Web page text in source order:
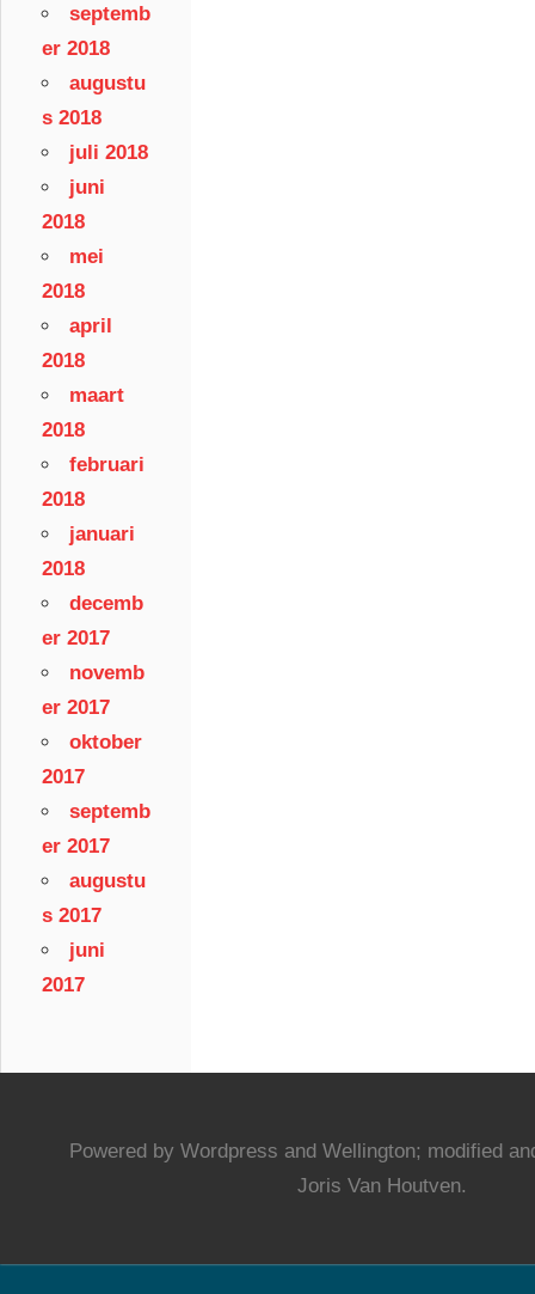
septemb
er 2018
augustu
s 2018
juli 2018
juni
2018
mei
2018
april
2018
maart
2018
februari
2018
januari
2018
decemb
er 2017
novemb
er 2017
oktober
2017
septemb
er 2017
augustu
s 2017
juni
2017
Powered by Wordpress and Wellington; modified
Joris Van Houtven.